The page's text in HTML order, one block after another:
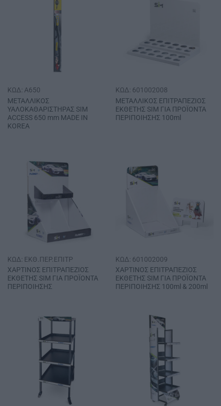
ΚΩΔ: A650
ΜΕΤΑΛΛΙΚΟΣ
ΥΑΛΟΚΑΘΑΡΙΣΤΗΡΑΣ SΙΜ
ACCESS 650 mm MADE IN
KOREA
ΚΩΔ: 601002008
ΜΕΤΑΛΛΙΚΟΣ ΕΠΙΤΡΑΠΕΖΙΟΣ
ΕΚΘΕΤΗΣ SΙΜ ΓΙΑ ΠΡΟΪΟΝΤΑ
ΠΕΡΙΠΟΙΗΣΗΣ 100ml
ΚΩΔ: EKΘ.ΠEP.EΠITP
ΧΑΡΤΙΝΟΣ ΕΠΙΤΡΑΠΕΖΙΟΣ
ΕΚΘΕΤΗΣ SIM ΓΙΑ ΠΡΟΪΟΝΤΑ
ΠΕΡΙΠΟΙΗΣΗΣ
ΚΩΔ: 601002009
ΧΑΡΤΙΝΟΣ ΕΠΙΤΡΑΠΕΖΙΟΣ
ΕΚΘΕΤΗΣ SIM ΓΙΑ ΠΡΟΪΟΝΤΑ
ΠΕΡΙΠΟΙΗΣΗΣ 100ml & 200ml